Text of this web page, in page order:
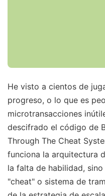
He visto a cientos de
progreso, o lo que es
microtransacciones
descifrado el código de
Through The Cheat
funciona la arquitectura
la falta de habilidad,
"cheat" o sistema de